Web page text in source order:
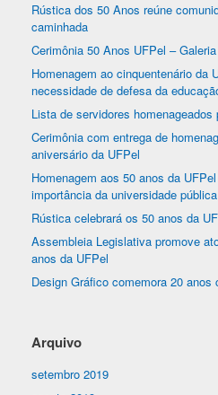
Rústica dos 50 Anos reúne
caminhada
Cerimônia 50 Anos UFPel –
Homenagem ao cinquentenário da
necessidade de defesa da
Lista de servidores
Cerimônia com entrega de
aniversário da UFPel
Homenagem aos 50 anos da
importância da universidade pública
Rústica celebrará os 50 anos da
Assembleia Legislativa promove
anos da UFPel
Design Gráfico comemora 20 anos
Arquivo
setembro 2019